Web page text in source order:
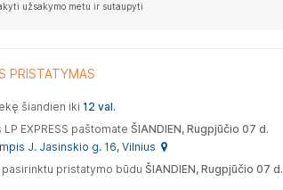
užsakymo metu ir sutaupyti
PRISTATYMAS
šiandien iki 12 val.
EXPRESS paštomate ŠIANDIEN, Rugpjūčio 07 d.
J. Jasinskio g. 16, Vilnius
pasirinktu pristatymo būdu ŠIANDIEN, Rugpjūčio 07 d.